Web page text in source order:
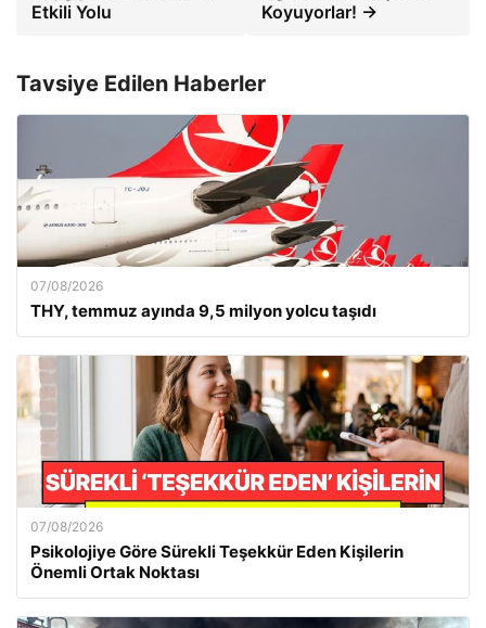
Etkili Yolu
Koyuyorlar! →
Tavsiye Edilen Haberler
07/08/2026
THY, temmuz ayında 9,5 milyon yolcu taşıdı
07/08/2026
Psikolojiye Göre Sürekli Teşekkür Eden Kişilerin
Önemli Ortak Noktası